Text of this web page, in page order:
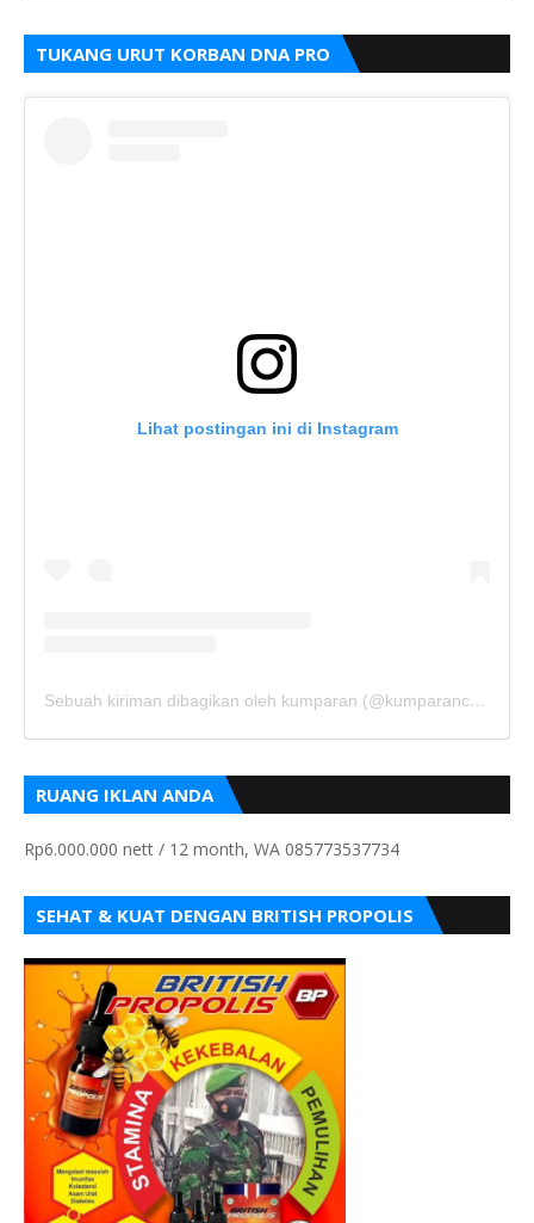
TUKANG URUT KORBAN DNA PRO
Lihat postingan ini di Instagram
Sebuah kiriman dibagikan oleh kumparan (@kumparancom)
RUANG IKLAN ANDA
Rp6.000.000 nett / 12 month, WA 085773537734
SEHAT & KUAT DENGAN BRITISH PROPOLIS